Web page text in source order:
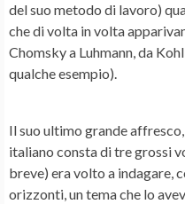
del suo metodo di lavoro)
che di volta in volta
Chomsky a Luhmann, da
qualche esempio).
Il suo ultimo grande
italiano consta di tre grossi
breve) era volto a indagare,
orizzonti, un tema che lo